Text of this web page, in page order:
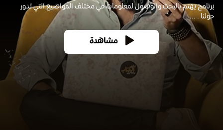
برنامج يهتم بالبحث والوصول لمعلومات في مختلف المواضيع التي تدور
حولنا . ...
مشاهدة